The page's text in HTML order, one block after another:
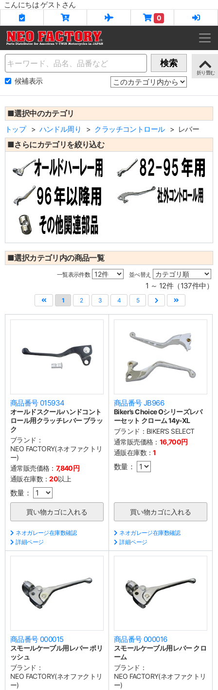
こんにちは ゲストさん
0
Name 検索
候補表示
■選択中のカテゴリ
トップ ハンドル周り クラッチコントロール レバー
■さらにカテゴリを絞り込む
■選択カテゴリ内の商品一覧
一覧表示件数 並べ替え
1 ～ 12件（137件中）
1 2 3 4 5
商品番号 015934
オールドスクールハンドコント
ロール用クラッチレバー ブラッ
ク
ブランド：
NEO FACTORY(ネオファクトリ
ー)
通常販売価格： 7,840円
通販在庫数：20以上
数量：
ネオガレージ在庫数確認
詳細ページ
商品番号 JB966
Biker’s Choice Oシリーズレバ
ーセット クローム 14y-XL
ブランド： BIKER'S SELECT
通常販売価格： 16,700円
通販在庫数：1
数量：
ネオガレージ在庫数確認
詳細ページ
商品番号 000015
スモールケーブル用レバー ポリ
ッシュ
ブランド：
NEO FACTORY(ネオファクトリ
ー)
商品番号 000016
スモールケーブル用レバー クロ
ーム
ブランド：
NEO FACTORY(ネオファクトリ
ー)